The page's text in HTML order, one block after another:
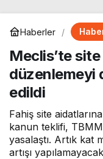
Haberler
Meclis’te
düzenlemeyi
edildi
Fahiş site
kanun teklifi,
yasalaştı. Artık kat
artışı